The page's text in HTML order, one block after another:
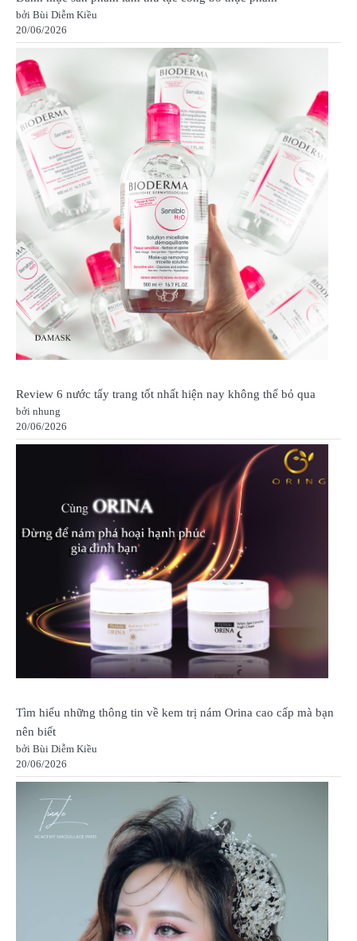
bởi Bùi Diễm Kiều
20/06/2026
Review 6 nước tẩy trang tốt nhất hiện nay không thể bỏ qua
bởi nhung
20/06/2026
Tìm hiểu những thông tin về kem trị nám Orina cao cấp mà bạn
nên biết
bởi Bùi Diễm Kiều
20/06/2026